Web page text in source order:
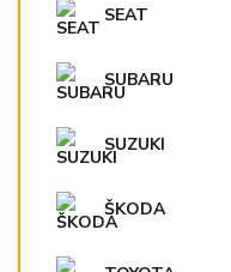
SEAT
SUBARU
SUZUKI
ŠKODA